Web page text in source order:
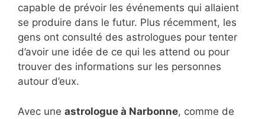
capable de prévoir les événements qui allaient
se produire dans le futur. Plus récemment, les
gens ont consulté des astrologues pour tenter
d’avoir une idée de ce qui les attend ou pour
trouver des informations sur les personnes
autour d’eux.
Avec une astrologue à Narbonne, comme de